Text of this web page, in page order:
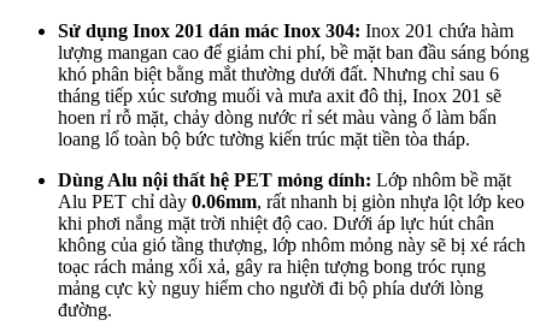
Sử dụng Inox 201 dán mác Inox 304: Inox 201 chứa hàm
lượng mangan cao để giảm chi phí, bề mặt ban đầu sáng bóng
khó phân biệt bằng mắt thường dưới đất. Nhưng chỉ sau 6
tháng tiếp xúc sương muối và mưa axit đô thị, Inox 201 sẽ
hoen rỉ rỗ mặt, chảy dòng nước rỉ sét màu vàng ố làm bẩn
loang lổ toàn bộ bức tường kiến trúc mặt tiền tòa tháp.
Dùng Alu nội thất hệ PET mỏng dính: Lớp nhôm bề mặt
Alu PET chỉ dày 0.06mm, rất nhanh bị giòn nhựa lột lớp keo
khi phơi nắng mặt trời nhiệt độ cao. Dưới áp lực hút chân
không của gió tầng thượng, lớp nhôm mỏng này sẽ bị xé rách
toạc rách mảng xối xả, gây ra hiện tượng bong tróc rụng
mảng cực kỳ nguy hiểm cho người đi bộ phía dưới lòng
đường.